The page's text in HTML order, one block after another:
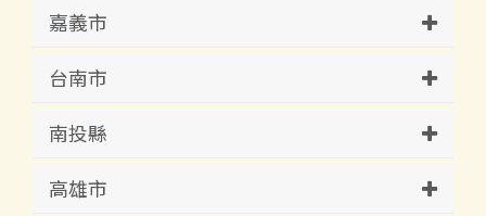
嘉義市
台南市
南投縣
高雄市